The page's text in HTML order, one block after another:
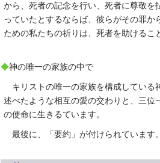
から、死者の記念を行い、死者に尊敬
っていたとするならば、彼らがその罪
ための私たちの祈りは、死者を助けるこ
◆神の唯一の家族の中で
キリストの唯一の家族を構成している
述べたような相互の愛の交わりと、三
の使命に生きるています。
最後に、「要約」が付けられています